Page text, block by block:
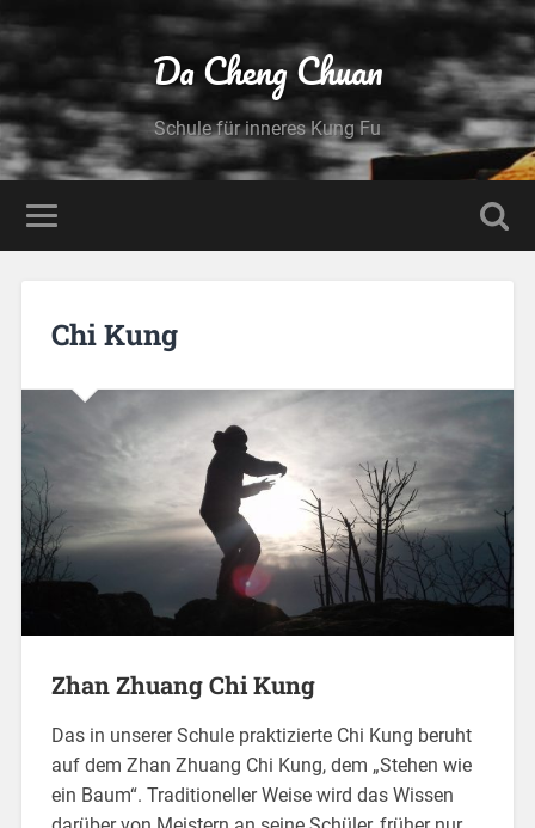
Da Cheng Chuan
Schule für inneres Kung Fu
Chi Kung
Zhan Zhuang Chi Kung
Das in unserer Schule praktizierte Chi Kung beruht
auf dem Zhan Zhuang Chi Kung, dem „Stehen wie
ein Baum“. Traditioneller Weise wird das Wissen